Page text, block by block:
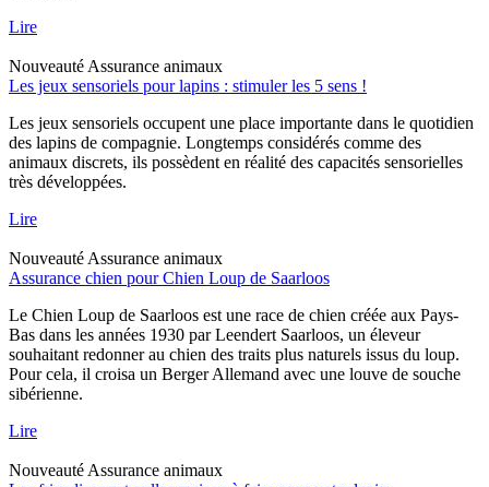
Lire
Nouveauté Assurance animaux
Les jeux sensoriels pour lapins : stimuler les 5 sens !
Les jeux sensoriels occupent une place importante dans le quotidien
des lapins de compagnie. Longtemps considérés comme des
animaux discrets, ils possèdent en réalité des capacités sensorielles
très développées.
Lire
Nouveauté Assurance animaux
Assurance chien pour Chien Loup de Saarloos
Le Chien Loup de Saarloos est une race de chien créée aux Pays-
Bas dans les années 1930 par Leendert Saarloos, un éleveur
souhaitant redonner au chien des traits plus naturels issus du loup.
Pour cela, il croisa un Berger Allemand avec une louve de souche
sibérienne.
Lire
Nouveauté Assurance animaux